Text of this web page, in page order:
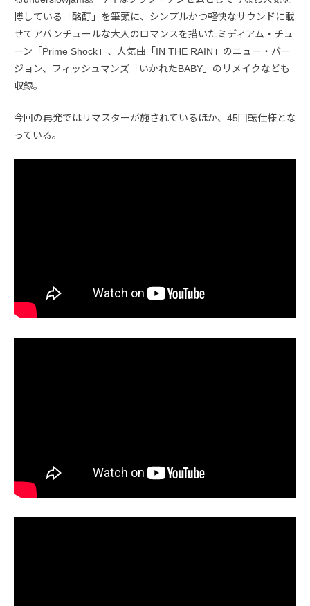
博している「酩酊」を筆頭に、シンプルかつ軽快なサウンドに載
せてアバンチュールな大人のロマンスを描いたミディアム・チュ
ーン「Prime Shock」、人気曲「IN THE RAIN」のニュー・バー
ジョン、フィッシュマンズ「いかれたBABY」のリメイクなども
収録。
今回の再発ではリマスターが施されているほか、45回転仕様とな
っている。